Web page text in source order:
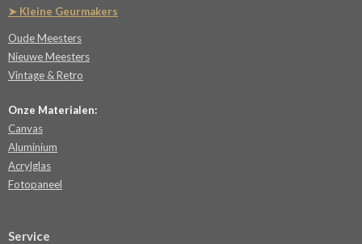
➤ Kleine Geurmakers
Oude Meesters
Nieuwe Meesters
Vintage & Retro
Onze Materialen:
Canvas
Aluminium
Acrylglas
Fotopaneel
Service